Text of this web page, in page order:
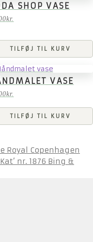
SHOP VASE
kr.
TILFØJ TIL KURV
VASE
kr.
TILFØJ TIL KURV
Royal Copenhagen
Bing &